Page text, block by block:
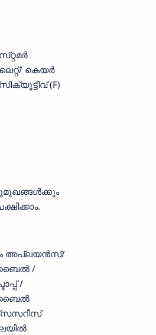
കെയർ
(F)
അപ്ലയൻസ്/
/
/